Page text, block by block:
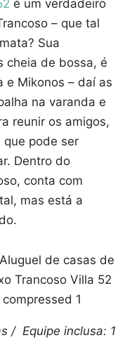
é um verdadeiro
– que tal
Sua
cheia de bossa, é
e Mikonos – daí as
na varanda e
reunir os amigos,
que pode ser
Dentro do
conta com
mas está a
/ Equipe inclusa: 1